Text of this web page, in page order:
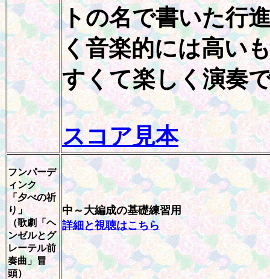
トの名で書いた行
く音楽的には高い
すくて楽しく演奏
スコア見本
フンパーデ
ィンク
「夕べの祈
り」
（歌劇「ヘ
ンゼルとグ
レーテル前
奏曲」冒
頭）
中～大編成の基礎練習用
詳細と視聴はこちら